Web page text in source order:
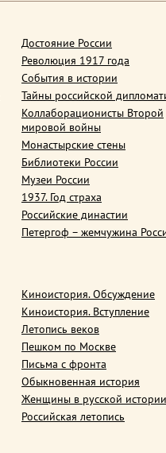
Достояние России
Революция 1917 года
События в истории
Тайны российской
Коллаборационисты Второй
мировой войны
Монастырские стены
Библиотеки России
Музеи России
1937. Год страха
Российские династии
Петергоф – жемчужина
Киноистория. Обсуждение
Киноистория. Вступление
Летопись веков
Пешком по Москве
Письма с фронта
Обыкновенная история
Женщины в русской истории
Российская летопись